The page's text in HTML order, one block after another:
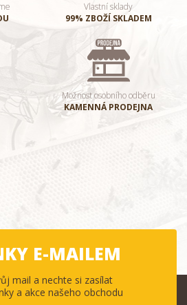
Vlastní sklady
99% ZBOŽÍ SKLADEM
Možnost osobního odběru
KAMENNÁ PRODEJNA
E-MAILEM
mail a nechte si zasílat
a akce našeho obchodu